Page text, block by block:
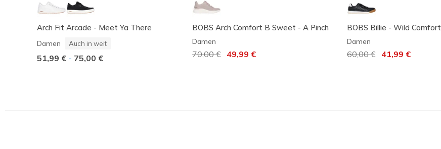
Arch Fit Arcade - Meet Ya There
Damen Auch in weit
51,99 € - 75,00 €
BOBS Arch Comfort B Sweet - A Pinch
Damen
Reduziert von
70,00 €auf49,99 €
BOBS Billie - Wild Comfort
Damen
Reduziert von
60,00 € auf
41,99 €